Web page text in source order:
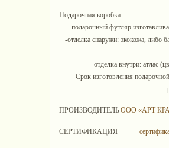
Подарочная коробка
подарочный футляр
-отделка снаружи: экокожа, либо
-отделка внутри: атлас
Срок изготовления
ПРОИЗВОДИТЕЛЬООО «АРТ
СЕРТИФИКАЦИЯ